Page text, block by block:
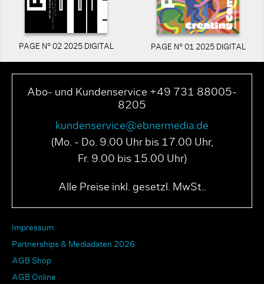
PAGE N° 02 2025 DIGITAL PAGE N° 01 2025 DIGITAL
Abo- und Kundenservice +49 731 88005-
8205
kundenservice@ebnermedia.de
(Mo. - Do. 9.00 Uhr bis 17.00 Uhr,
Fr. 9.00 bis 15.00 Uhr)
Alle Preise inkl. gesetzl. MwSt..
Impressum
Partnerships & Mediadaten 2026
AGB Shop
AGB Online